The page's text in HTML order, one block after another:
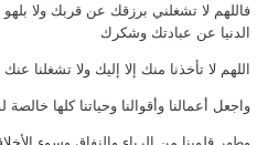
فاللهم لا تشغلني برزقك عن قربك ولا
الدنيا عن عبادتك وشكرك
اللهم لا تأخذنا منك إلا إليك ولا تشغلنا عنك
واجعل أعمالنا وأقوالنا وحياتنا كلها خالصة